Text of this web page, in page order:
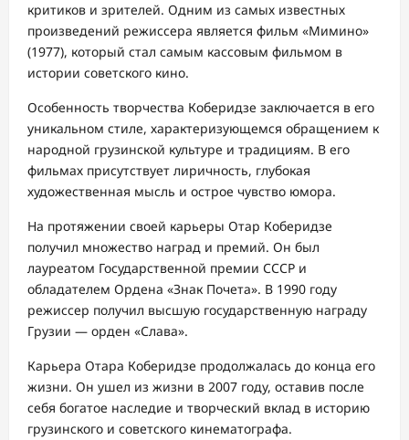
критиков и зрителей. Одним из самых известных
произведений режиссера является фильм «Мимино»
(1977), который стал самым кассовым фильмом в
истории советского кино.
Особенность творчества Коберидзе заключается в его
уникальном стиле, характеризующемся обращением к
народной грузинской культуре и традициям. В его
фильмах присутствует лиричность, глубокая
художественная мысль и острое чувство юмора.
На протяжении своей карьеры Отар Коберидзе
получил множество наград и премий. Он был
лауреатом Государственной премии СССР и
обладателем Ордена «Знак Почета». В 1990 году
режиссер получил высшую государственную награду
Грузии — орден «Слава».
Карьера Отара Коберидзе продолжалась до конца его
жизни. Он ушел из жизни в 2007 году, оставив после
себя богатое наследие и творческий вклад в историю
грузинского и советского кинематографа.